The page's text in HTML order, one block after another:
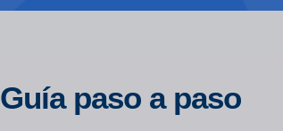
Guía paso a paso